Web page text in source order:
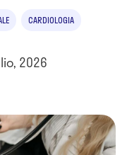
CARDIOLOGIA
2026